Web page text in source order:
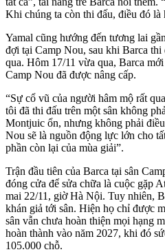
Khi chúng ta còn thi đấu, điều đó là
Yamal cũng hướng đến tương lai
đợi tại Camp Nou, sau khi Barca
qua. Hôm 17/11 vừa qua, Barca
Camp Nou đã được nâng cấp.
“Sự cổ vũ của người hâm mộ rất
tôi đã thi đấu trên một sân không
Montjuic ổn, nhưng không phải
Nou sẽ là nguồn động lực lớn cho
phần còn lại của mùa giải”.
Trận đầu tiên của Barca tại sân
đóng cửa để sửa chữa là cuộc gặp
mai 22/11, giờ Hà Nội. Tuy nhiên,
khán giả tới sân. Hiện họ chỉ được
sân vẫn chưa hoàn thiện mọi hạng
hoàn thành vào năm 2027, khi đó
105.000 chỗ.